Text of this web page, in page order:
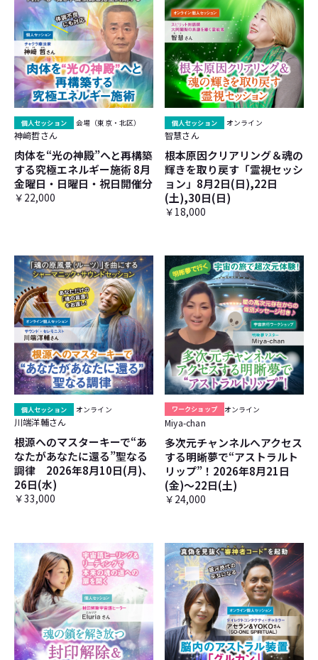
個人セッション 会場（東京・北区）
神﨑哲さん
肉体を“光の神殿”へと再構築
する究極エネルギー施術 8月
金曜日・日曜日・祝日開催分
￥22,000
個人セッション オンライン
智慧さん
根本原因クリアリング＆魂の
輝きを取り戻す「霊視セッシ
ョン」8月2日(日),22日
(土),30日(日)
￥18,000
個人セッション オンライン
川端洋輔さん
根源へのマスターキーで“あ
なたがあなたに還る”聖なる
調律 2026年8月10日(月)、
26日(水)
￥33,000
ワークショップ オンライン
Miya-chan
多次元チャンネルへアクセス
する明晰夢で“アストラルト
リップ”！2026年8月21日
(金)～22日(土)
￥24,000